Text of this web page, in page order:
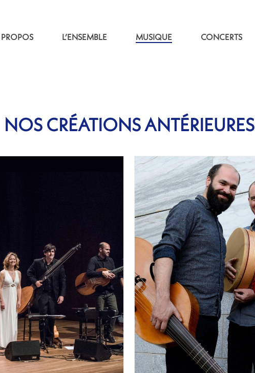
L’ENSEMBLE MUSIQUE CONCERTS
NOS CRÉATIONS ANTÉRIEURES